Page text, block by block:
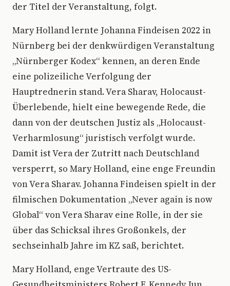
der Titel der Veranstaltung, folgt.
Mary Holland lernte Johanna Findeisen 2022 in
Nürnberg bei der denkwürdigen Veranstaltung
„Nürnberger Kodex“ kennen, an deren Ende
eine polizeiliche Verfolgung der
Hauptrednerin stand. Vera Sharav, Holocaust-
Überlebende, hielt eine bewegende Rede, die
dann von der deutschen Justiz als „Holocaust-
Verharmlosung“ juristisch verfolgt wurde.
Damit ist Vera der Zutritt nach Deutschland
versperrt, so Mary Holland, eine enge Freundin
von Vera Sharav. Johanna Findeisen spielt in der
filmischen Dokumentation „Never again is now
Global“ von Vera Sharav eine Rolle, in der sie
über das Schicksal ihres Großonkels, der
sechseinhalb Jahre im KZ saß, berichtet.
Mary Holland, enge Vertraute des US-